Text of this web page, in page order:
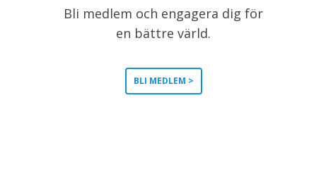
Bli medlem och engagera dig för
en bättre värld.
BLI MEDLEM >